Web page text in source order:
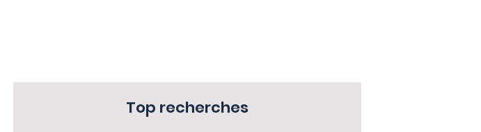
Top recherches